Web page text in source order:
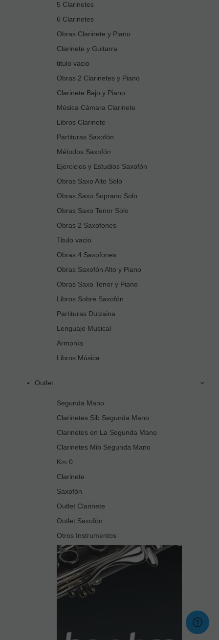
5 Clarinetes
6 Clarinetes
Obras Clarinete y Piano
Clarinete y Guitarra
titulo vacio
Obras 2 Clarinetes y Piano
Clarinete Bajo y Piano
Música Cámara Clarinete
Libros Clarinete
Partituras Saxofón
Métodos Saxofón
Ejercicios y Estudios Saxofón
Obras Saxo Alto Solo
Obras Saxo Soprano Solo
Obras Saxo Tenor Solo
Obras 2 Saxofones
Titulo vacio
Obras 4 Saxofones
Obras Saxofón Alto y Piano
Obras Saxo Tenor y Piano
Libros Sobre Saxofón
Partituras Dulzaina
Lenguaje Musical
Armonía
Libros Música
Outlet
Segunda Mano
Clarinetes Sib Segunda Mano
Clarinetes en La Segunda Mano
Clarinetes Mib Segunda Mano
Km 0
Clarinete
Saxofón
Outlet Clarinete
Outlet Saxofón
Otros Instrumentos